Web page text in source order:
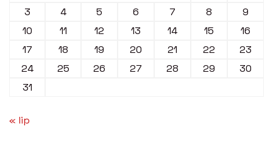
3
4 5 6 7 8
9
10
11 12 13 14 15
16
17
18 19 20 21 22
23
24
25 26 27 28 29
30
31
« lip